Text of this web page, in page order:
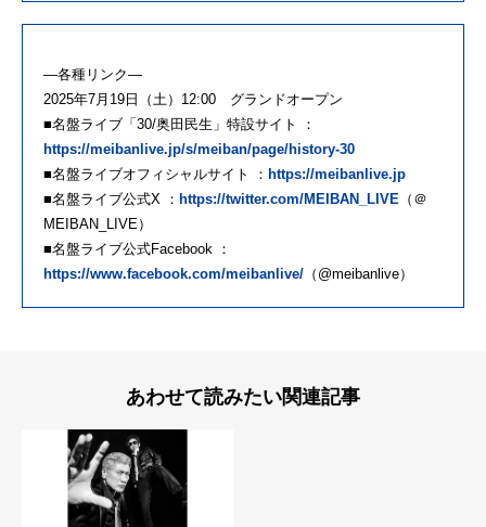
―各種リンク―
2025年7月19日（土）12:00 グランドオープン
■名盤ライブ「30/奥田民生」特設サイト ：
https://meibanlive.jp/s/meiban/page/history-30
■名盤ライブオフィシャルサイト ： https://meibanlive.jp
■名盤ライブ公式X ： https://twitter.com/MEIBAN_LIVE （＠
MEIBAN_LIVE）
■名盤ライブ公式Facebook ：
https://www.facebook.com/meibanlive/ （@meibanlive）
あわせて読みたい関連記事